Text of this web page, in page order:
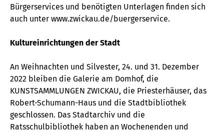
Bürgerservices und benötigten Unterlagen finden sich
auch unter www.zwickau.de/buergerservice.
Kultureinrichtungen der Stadt
An Weihnachten und Silvester, 24. und 31. Dezember
2022 bleiben die Galerie am Domhof, die
KUNSTSAMMLUNGEN ZWICKAU, die Priesterhäuser, das
Robert-Schumann-Haus und die Stadtbibliothek
geschlossen. Das Stadtarchiv und die
Ratsschulbibliothek haben an Wochenenden und